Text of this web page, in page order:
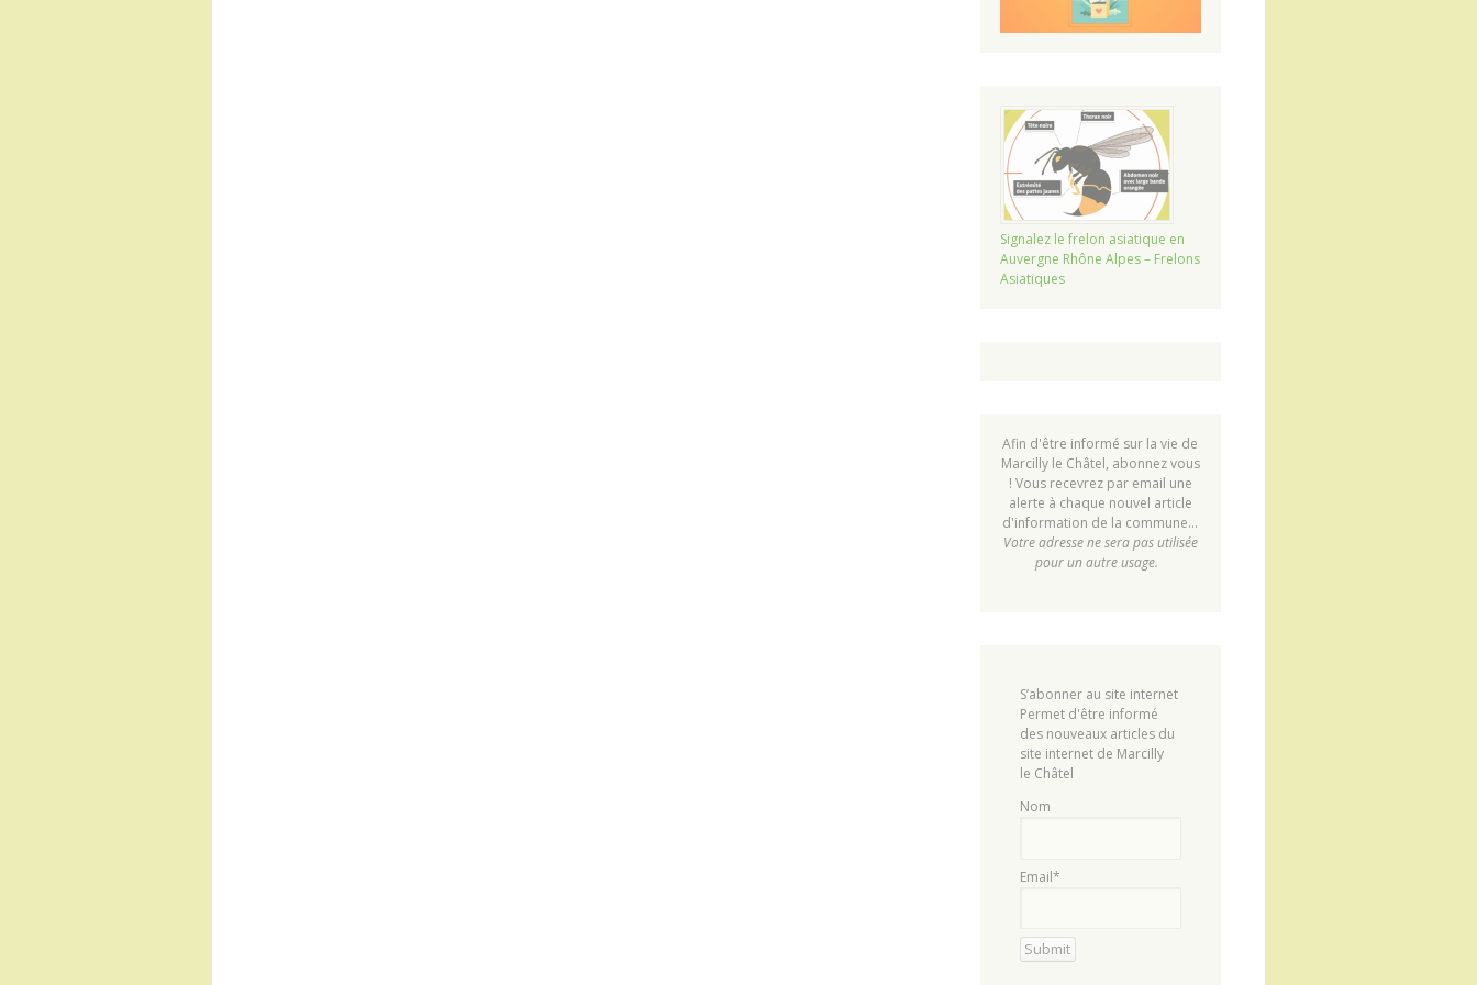
Signalez le frelon asiatique en
Auvergne Rhône Alpes – Frelons
Asiatiques
Afin d'être informé sur la vie de
Marcilly le Châtel, abonnez vous
! Vous recevrez par email une
alerte à chaque nouvel article
d'information de la commune...
Votre adresse ne sera pas utilisée
pour un autre usage.
S’abonner au site internet
Permet d'être informé
des nouveaux articles du
site internet de Marcilly
le Châtel
Nom
Email*